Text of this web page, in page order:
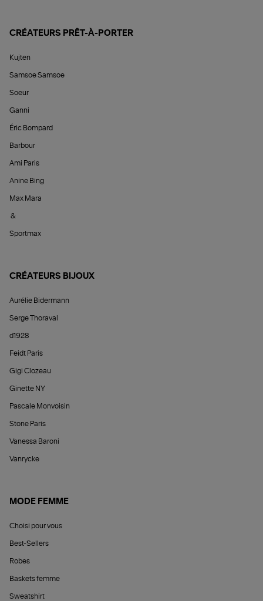
CRÉATEURS PRÊT-À-PORTER
Kujten
Samsoe Samsoe
Soeur
Ganni
Éric Bompard
Barbour
Ami Paris
Anine Bing
Max Mara
&
Sportmax
CRÉATEURS BIJOUX
Aurélie Bidermann
Serge Thoraval
d1928
Feidt Paris
Gigi Clozeau
Ginette NY
Pascale Monvoisin
Stone Paris
Vanessa Baroni
Vanrycke
MODE FEMME
Choisi pour vous
Best-Sellers
Robes
Baskets femme
Sweatshirt